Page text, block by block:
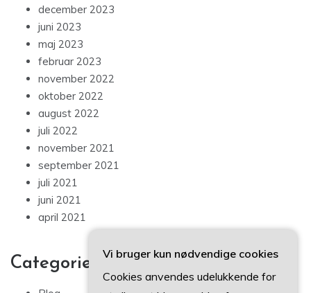
december 2023
juni 2023
maj 2023
februar 2023
november 2022
oktober 2022
august 2022
juli 2022
november 2021
september 2021
juli 2021
juni 2021
april 2021
Categories
Vi bruger kun nødvendige cookies
Cookies anvendes udelukkende for